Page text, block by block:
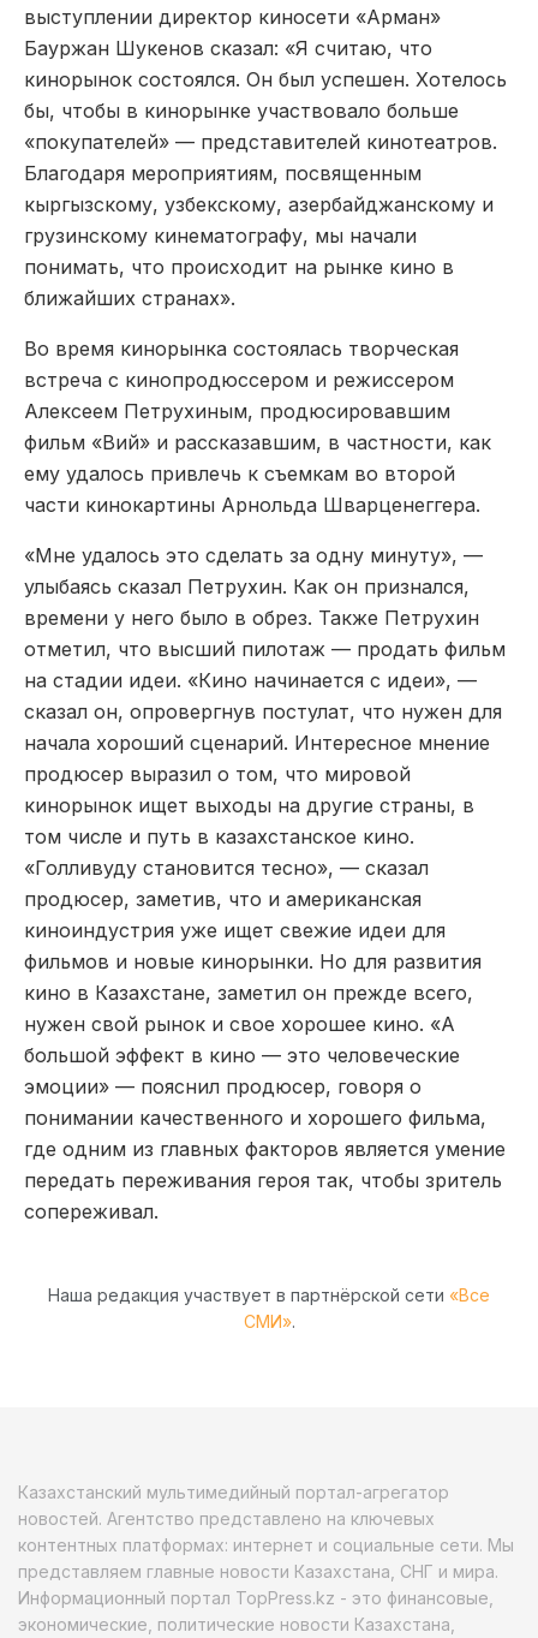
выступлении директор киносети «Арман»
Бауржан Шукенов сказал: «Я считаю, что
кинорынок состоялся. Он был успешен. Хотелось
бы, чтобы в кинорынке участвовало больше
«покупателей» — представителей кинотеатров.
Благодаря мероприятиям, посвященным
кыргызскому, узбекскому, азербайджанскому и
грузинскому кинематографу, мы начали
понимать, что происходит на рынке кино в
ближайших странах».
Во время кинорынка состоялась творческая
встреча с кинопродюссером и режиссером
Алексеем Петрухиным, продюсировавшим
фильм «Вий» и рассказавшим, в частности, как
ему удалось привлечь к съемкам во второй
части кинокартины Арнольда Шварценеггера.
«Мне удалось это сделать за одну минуту», —
улыбаясь сказал Петрухин. Как он признался,
времени у него было в обрез. Также Петрухин
отметил, что высший пилотаж — продать фильм
на стадии идеи. «Кино начинается с идеи», —
сказал он, опровергнув постулат, что нужен для
начала хороший сценарий. Интересное мнение
продюсер выразил о том, что мировой
кинорынок ищет выходы на другие страны, в
том числе и путь в казахстанское кино.
«Голливуду становится тесно», — сказал
продюсер, заметив, что и американская
киноиндустрия уже ищет свежие идеи для
фильмов и новые кинорынки. Но для развития
кино в Казахстане, заметил он прежде всего,
нужен свой рынок и свое хорошее кино. «А
большой эффект в кино — это человеческие
эмоции» — пояснил продюсер, говоря о
понимании качественного и хорошего фильма,
где одним из главных факторов является умение
передать переживания героя так, чтобы зритель
сопереживал.
Наша редакция участвует в партнёрской сети «Все
СМИ».
Казахстанский мультимедийный портал-агрегатор
новостей. Агентство представлено на ключевых
контентных платформах: интернет и социальные сети. Мы
представляем главные новости Казахстана, СНГ и мира.
Информационный портал TopPress.kz - это финансовые,
экономические, политические новости Казахстана,